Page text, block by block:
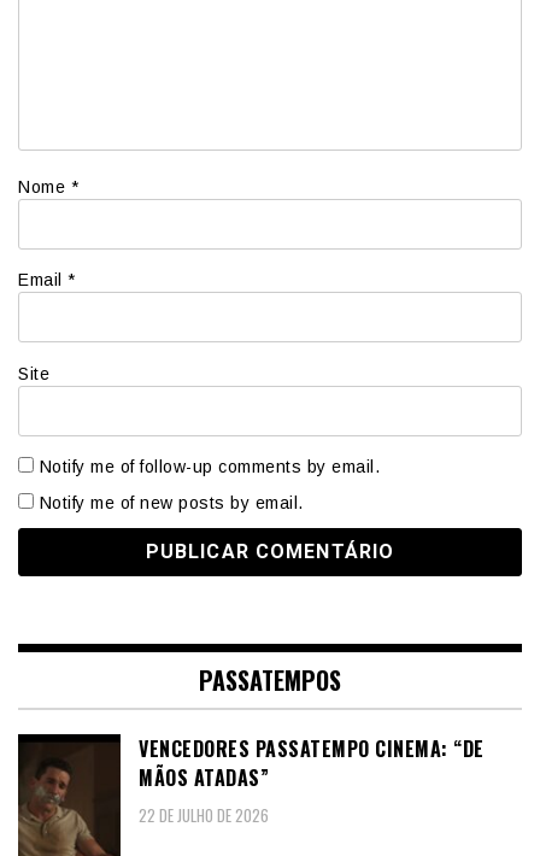
Nome *
Email *
Site
Notify me of follow-up comments by email.
Notify me of new posts by email.
PASSATEMPOS
VENCEDORES PASSATEMPO CINEMA: “DE
MÃOS ATADAS”
22 DE JULHO DE 2026